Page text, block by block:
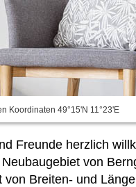
Koordinaten 49°15'N 11°23'E
Freunde herzlich
von
Breiten- und